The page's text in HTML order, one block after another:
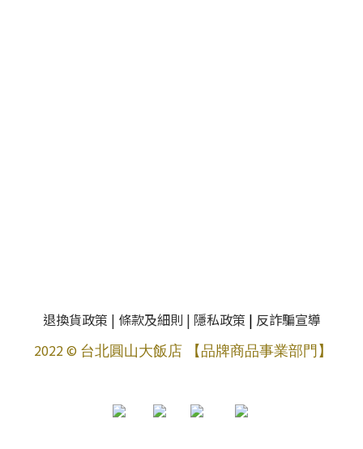
退換貨政策 | 條款及細則 | 隱私政策 | 反詐騙宣導
2022 © 台北圓山大飯店 【品牌商品事業部門】